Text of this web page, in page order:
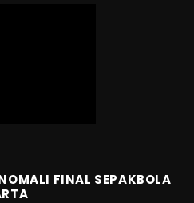
FINAL SEPAKBOLA